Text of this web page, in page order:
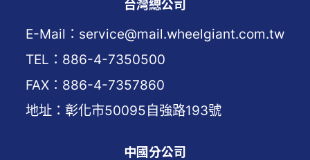
E-Mail：service@mail.wheelgiant.com.tw
TEL：886-4-7350500
FAX：886-4-7357860
地址：彰化市50095自強路193號
中國分公司